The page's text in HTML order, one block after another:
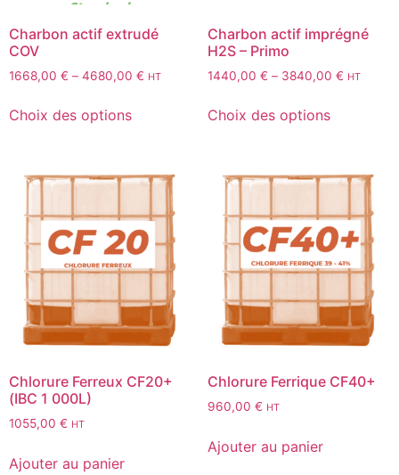
Charbon actif extrudé
COV
1668,00 € – 4680,00 € HT
Choix des options
Charbon actif imprégné
H2S – Primo
1440,00 € – 3840,00 € HT
Choix des options
Chlorure Ferreux CF20+
(IBC 1 000L)
1055,00 € HT
Ajouter au panier
Chlorure Ferrique CF40+
960,00 € HT
Ajouter au panier